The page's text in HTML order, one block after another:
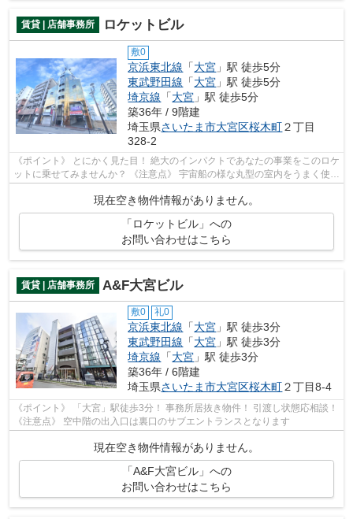
賃貸 | 店舗事務所 ロケットビル
敷0
京浜東北線 「大宮 」駅 徒歩5分
東武野田線 「大宮 」駅 徒歩5分
埼京線 「大宮 」駅 徒歩5分
築36年 / 9階建
埼玉県さいたま市大宮区桜木町２丁目
328-2
《ポイント》 とにかく見た目！ 絶大のインパクトであなたの事業をこのロケ
ットに乗せてみませんか？ 《注意点》 宇宙船の様な丸型の室内をうまく使い
こなせるかが決め手になります
現在空き物件情報がありません。
「ロケットビル」への
お問い合わせはこちら
賃貸 | 店舗事務所 A&F大宮ビル
敷0 礼0
京浜東北線 「大宮 」駅 徒歩3分
東武野田線 「大宮 」駅 徒歩3分
埼京線 「大宮 」駅 徒歩3分
築36年 / 6階建
埼玉県さいたま市大宮区桜木町２丁目8-4
《ポイント》 「大宮」駅徒歩3分！ 事務所居抜き物件！ 引渡し状態応相談！
《注意点》 空中階の出入口は裏口のサブエントランスとなります
現在空き物件情報がありません。
「A&F大宮ビル」への
お問い合わせはこちら